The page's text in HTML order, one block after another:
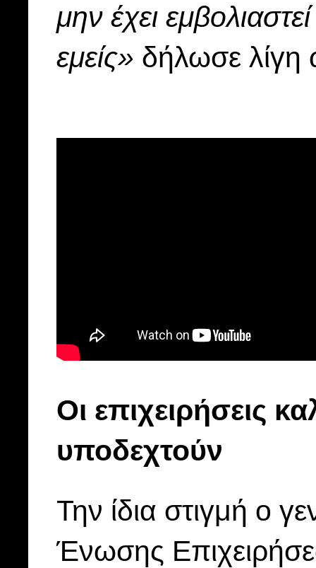
μην έχει
εμείς» δήλωσε λίγη
Οι επιχειρήσεις
υποδεχτούν
Την ίδια στιγμή ο
Ένωσης